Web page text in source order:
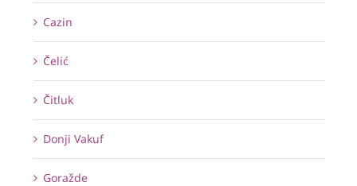
Cazin
Čelić
Čitluk
Donji Vakuf
Goražde